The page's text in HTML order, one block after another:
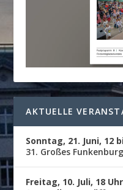
AKTUELLE
Sonntag, 21. Juni, 12
31. Großes
Freitag, 10. Juli, 18 Uhr